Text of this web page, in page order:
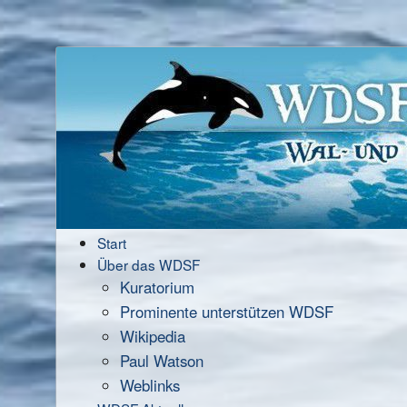
Start
Über das WDSF
Kuratorium
Prominente unterstützen WDSF
Wikipedia
Paul Watson
Weblinks